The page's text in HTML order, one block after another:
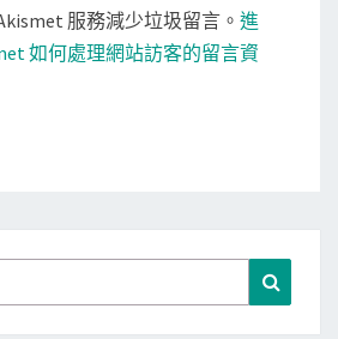
服務減少垃圾留言。 進
如何處理網站訪客的留言資